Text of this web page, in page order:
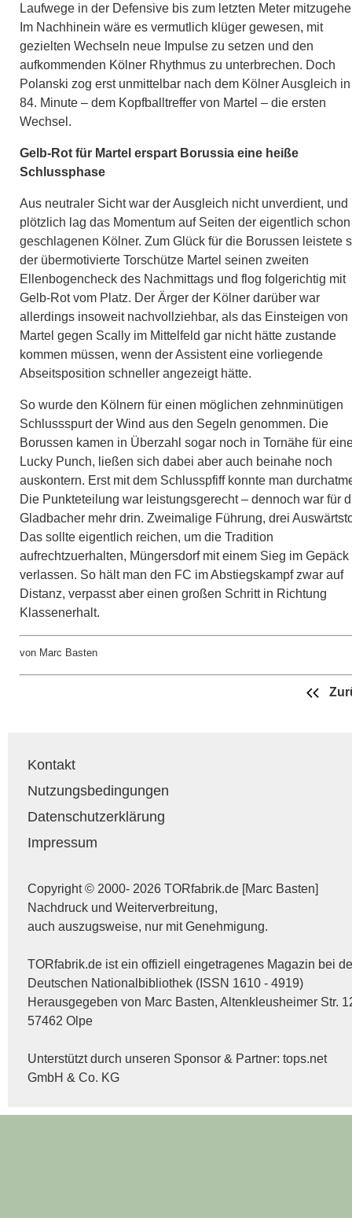
Laufwege in der Defensive bis zum letzten Meter
Im Nachhinein wäre es vermutlich klüger gewesen, mit
gezielten Wechseln neue Impulse zu setzen und den
aufkommenden Kölner Rhythmus zu unterbrechen. Doch
Polanski zog erst unmittelbar nach dem Kölner Ausgleich
84. Minute – dem Kopfballtreffer von Martel – die ersten
Wechsel.
Gelb-Rot für Martel erspart Borussia eine heiße
Schlussphase
Aus neutraler Sicht war der Ausgleich nicht unverdient, und
plötzlich lag das Momentum auf Seiten der eigentlich schon
geschlagenen Kölner. Zum Glück für die Borussen leistete
der übermotivierte Torschütze Martel seinen zweiten
Ellenbogencheck des Nachmittags und flog folgerichtig mit
Gelb-Rot vom Platz. Der Ärger der Kölner darüber war
allerdings insoweit nachvollziehbar, als das Einsteigen von
Martel gegen Scally im Mittelfeld gar nicht hätte zustande
kommen müssen, wenn der Assistent eine vorliegende
Abseitsposition schneller angezeigt hätte.
So wurde den Kölnern für einen möglichen zehnminütigen
Schlussspurt der Wind aus den Segeln genommen. Die
Borussen kamen in Überzahl sogar noch in Tornähe für
Lucky Punch, ließen sich dabei aber auch beinahe noch
auskontern. Erst mit dem Schlusspfiff konnte man
Die Punkteteilung war leistungsgerecht – dennoch war für
Gladbacher mehr drin. Zweimalige Führung, drei
Das sollte eigentlich reichen, um die Tradition
aufrechtzuerhalten, Müngersdorf mit einem Sieg im Gepäck
verlassen. So hält man den FC im Abstiegskampf zwar auf
Distanz, verpasst aber einen großen Schritt in Richtung
Klassenerhalt.
von Marc Basten
Kontakt
Nutzungsbedingungen
Datenschutzerklärung
Impressum
Copyright © 2000- 2026 TORfabrik.de [Marc Basten]
Nachdruck und Weiterverbreitung,
auch auszugsweise, nur mit Genehmigung.
TORfabrik.de ist ein offiziell eingetragenes Magazin bei
Deutschen Nationalbibliothek (ISSN 1610 - 4919)
Herausgegeben von Marc Basten, Altenkleusheimer Str.
57462 Olpe
Unterstützt durch unseren Sponsor & Partner: tops.net
GmbH & Co. KG